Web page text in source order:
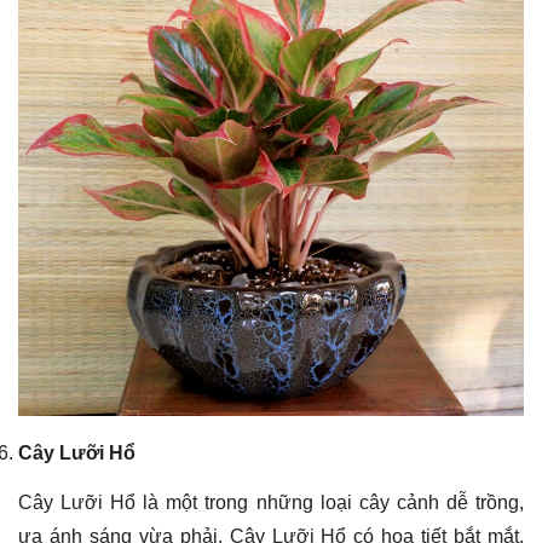
Cây Lưỡi Hổ
Cây Lưỡi Hổ là một trong những loại cây cảnh dễ trồng,
ưa ánh sáng vừa phải. Cây Lưỡi Hổ có họa tiết bắt mắt,